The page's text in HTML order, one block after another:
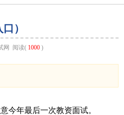
）
网 阅读( 1000 )
今年最后一次教资面试。